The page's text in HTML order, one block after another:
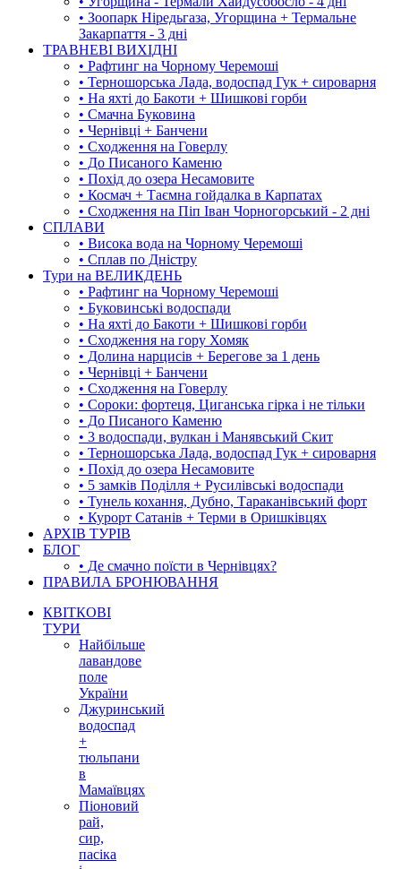
• Зоопарк Ніредьгаза, Угорщина + Термальне
Закарпаття - 3 дні
ТРАВНЕВІ ВИХІДНІ
• Рафтинг на Чорному Черемоші
• Терношорська Лада, водоспад Гук + сироварня
• На яхті до Бакоти + Шишкові горби
• Смачна Буковина
• Чернівці + Банчени
• Сходження на Говерлу
• До Писаного Каменю
• Похід до озера Несамовите
• Космач + Таємна гойдалка в Карпатах
• Сходження на Піп Іван Чорногорський - 2 дні
СПЛАВИ
• Висока вода на Чорному Черемоші
• Сплав по Дністру
Тури на ВЕЛИКДЕНЬ
• Рафтинг на Чорному Черемоші
• Буковинські водоспади
• На яхті до Бакоти + Шишкові горби
• Сходження на гору Хомяк
• Долина нарцисів + Берегове за 1 день
• Чернівці + Банчени
• Сходження на Говерлу
• Сороки: фортеця, Циганська гірка і не тільки
• До Писаного Каменю
• 3 водоспади, вулкан і Манявський Скит
• Терношорська Лада, водоспад Гук + сироварня
• Похід до озера Несамовите
• 5 замків Поділля + Русилівські водоспади
• Тунель кохання, Дубно, Тараканівський форт
• Курорт Сатанів + Терми в Оришківцях
АРХІВ ТУРІВ
БЛОГ
• Де смачно поїсти в Чернівцях?
ПРАВИЛА БРОНЮВАННЯ
КВІТКОВІ
ТУРИ
Найбільше
лавандове
поле
України
Джуринський
водоспад
+
тюльпани
в
Мамаївцях
Піоновий
рай,
сир,
пасіка